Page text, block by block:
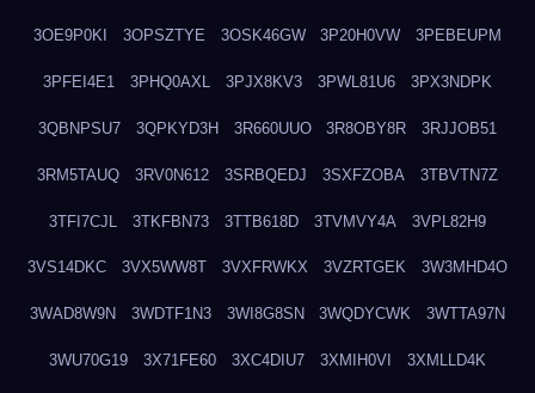
3OE9P0KI 3OPSZTYE 3OSK46GW 3P20H0VW 3PEBEUPM
3PFEI4E1 3PHQ0AXL 3PJX8KV3 3PWL81U6 3PX3NDPK
3QBNPSU7 3QPKYD3H 3R660UUO 3R8OBY8R 3RJJOB51
3RM5TAUQ 3RV0N612 3SRBQEDJ 3SXFZOBA 3TBVTN7Z
3TFI7CJL 3TKFBN73 3TTB618D 3TVMVY4A 3VPL82H9
3VS14DKC 3VX5WW8T 3VXFRWKX 3VZRTGEK 3W3MHD4O
3WAD8W9N 3WDTF1N3 3WI8G8SN 3WQDYCWK 3WTTA97N
3WU70G19 3X71FE60 3XC4DIU7 3XMIH0VI 3XMLLD4K